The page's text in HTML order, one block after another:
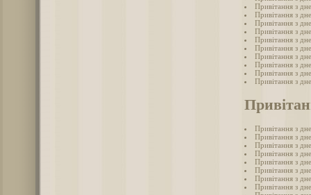
Привітання з
Привітання з
Привітання з
Привітання з
Привітання з
Привітання з
Привітання з
Привітання з
Привітання з
Привітання з
Привітання з
Привітання з
Привітання з
Привітання з
Привітання з
Привітання з
Привітання з
Привітання з